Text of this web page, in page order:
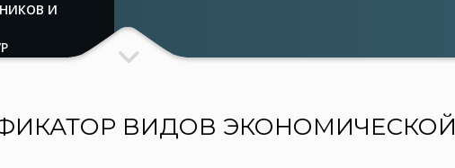
И
ВИДОВ ЭКОНОМИЧЕСКОЙ